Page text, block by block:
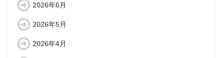
2026年6月
2026年5月
2026年4月